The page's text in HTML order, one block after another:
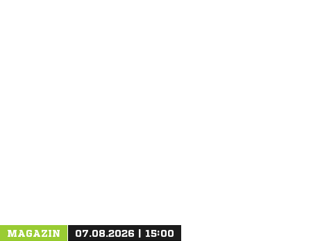
MAGAZIN 07.08.2026 | 15:00